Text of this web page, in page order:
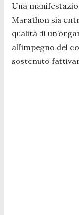
Una
Marathon sia
qualità di
all’impegno del
sostenuto